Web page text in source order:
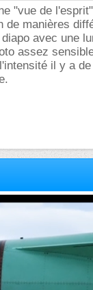
"vue de
de manières
avec une
assez
il y a